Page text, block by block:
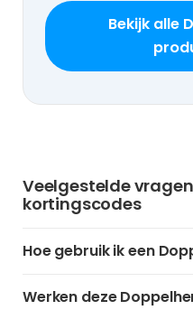
Bekijk alle
Veelgestelde
kortingscodes
Hoe gebruik ik een
Werken deze